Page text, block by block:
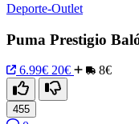
Deporte-Outlet
Puma Prestigio
6.99€ 20€ 8€
455